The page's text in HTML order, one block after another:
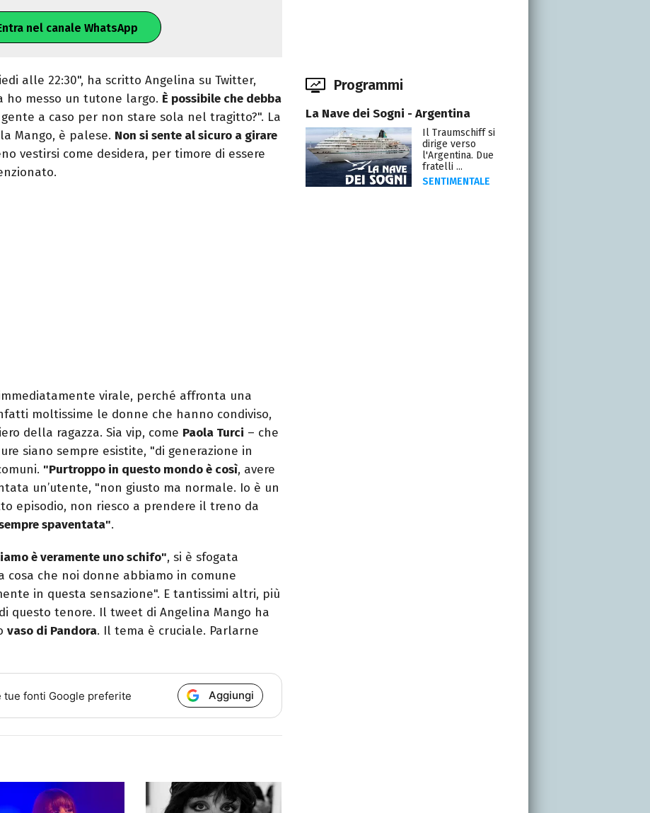
nel canale WhatsApp
alle 22:30", ha scritto Angelina su Twitter,
ho messo un tutone largo. È possibile che debba
a caso per non stare sola nel tragitto?". La
Mango, è palese. Non si sente al sicuro a girare
vestirsi come desidera, per timore di essere
virale, perché affronta una
moltissime le donne che hanno condiviso,
della ragazza. Sia vip, come Paola Turci – che
siano sempre esistite, "di generazione in
"Purtroppo in questo mondo è così, avere
un’utente, "non giusto ma normale. Io è un
episodio, non riesco a prendere il treno da
spaventata".
è veramente uno schifo", si è sfogata
cosa che noi donne abbiamo in comune
in questa sensazione". E tantissimi altri, più
questo tenore. Il tweet di Angelina Mango ha
vaso di Pandora. Il tema è cruciale. Parlarne
tue fonti Google preferite Aggiungi
Programmi
La Nave dei Sogni - Argentina
Il Traumschiff si
dirige verso
l'Argentina. Due
fratelli ...
SENTIMENTALE